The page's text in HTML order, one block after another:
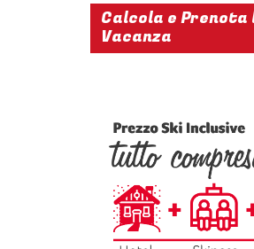
Calcola e
Vacanza